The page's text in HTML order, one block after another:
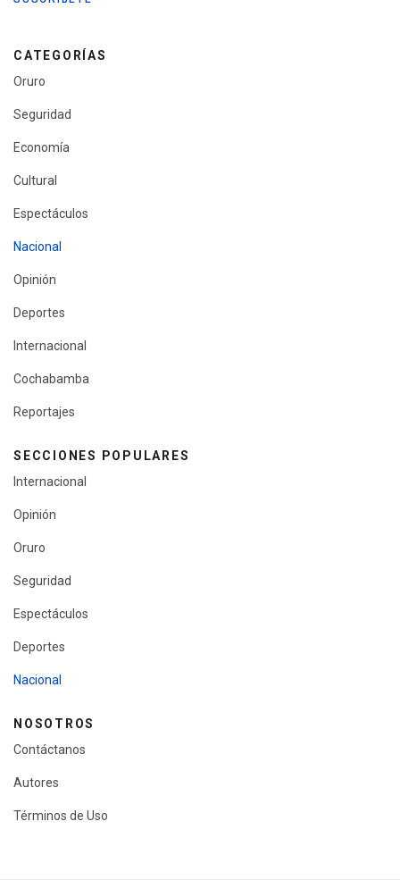
CATEGORÍAS
Oruro
Seguridad
Economía
Cultural
Espectáculos
Nacional
Opinión
Deportes
Internacional
Cochabamba
Reportajes
SECCIONES POPULARES
Internacional
Opinión
Oruro
Seguridad
Espectáculos
Deportes
Nacional
NOSOTROS
Contáctanos
Autores
Términos de Uso